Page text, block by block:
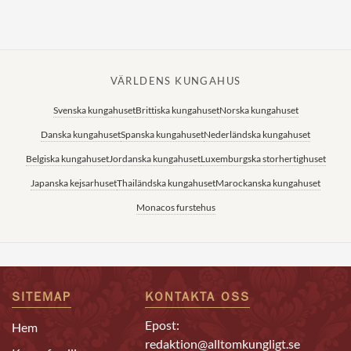
VÄRLDENS KUNGAHUS
Svenska kungahusetBrittiska kungahusetNorska kungahuset
Danska kungahusetSpanska kungahusetNederländska kungahuset
Belgiska kungahusetJordanska kungahusetLuxemburgska storhertighuset
Japanska kejsarhusetThailändska kungahusetMarockanska kungahuset
Monacos furstehus
SITEMAP
Hem
KONTAKTA OSS
Epost:
redaktion@alltomkungligt.se